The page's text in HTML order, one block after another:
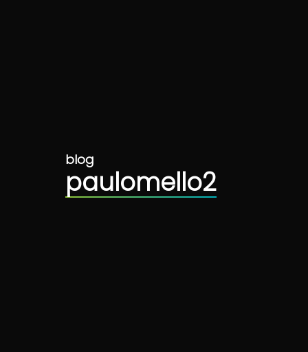
blog
paulomello2